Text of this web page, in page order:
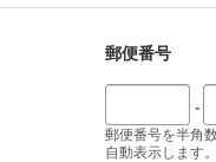
郵便番号
-
郵便番号を半角
自動表示します。